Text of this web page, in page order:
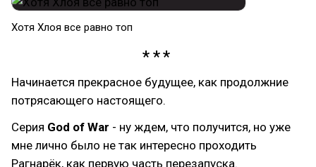
Хотя Хлоя все равно топ
Начинается прекрасное будущее, как продолжние
потрясающего настоящего.
Серия God of War - ну ждем, что получится, но уже
мне лично было не так интересно проходить
Рагнарёк, как первую часть перезапуска.